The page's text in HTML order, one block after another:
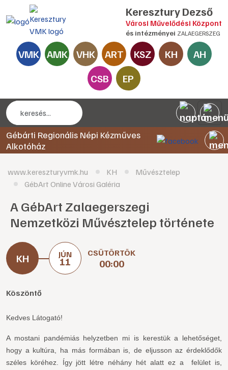
Keresztury Dezső
Városi Művelődési Központ
és intézményei ZALAEGERSZEG
VMK AMK VHK ART KSZ KH
AH
CSB
EP
Gébárti Regionális Népi Kézműves
Alkotóház
www.kereszturyvmk.hu KH
Művésztelep
GébArt Online Városi Galéria
A GébArt Zalaegerszegi
Nemzetközi Művésztelep története
JÚN
11
CSÜTÖRTÖK
00:00
Köszöntő
Kedves Látogató!
A mostani pandémiás helyzetben mi is kerestük a lehetőséget,
hogy a kultúra, ha más formában is, de eljusson az érdeklődők
széles köréhez. Így jött létre néhány hét alatt ez a felület is,